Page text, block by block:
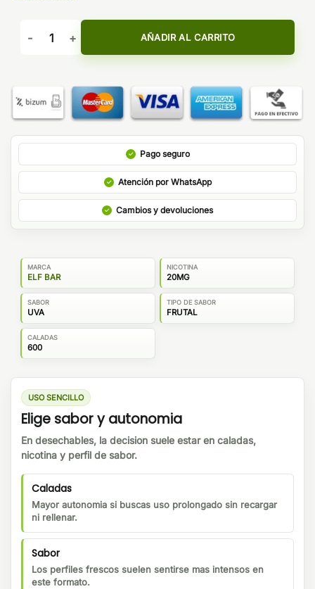
Tappo Air + Grape Pod 2ml - Lost Mary cantidad
AÑADIR AL CARRITO
Pago seguro
Atención por WhatsApp
Cambios y devoluciones
MARCA
ELF BAR
NICOTINA
20MG
SABOR
UVA
TIPO DE SABOR
FRUTAL
CALADAS
600
USO SENCILLO
Elige sabor y autonomia
En desechables, la decision suele estar en caladas,
nicotina y perfil de sabor.
Caladas
Mayor autonomia si buscas uso prolongado sin recargar
ni rellenar.
Sabor
Los perfiles frescos suelen sentirse mas intensos en
este formato.